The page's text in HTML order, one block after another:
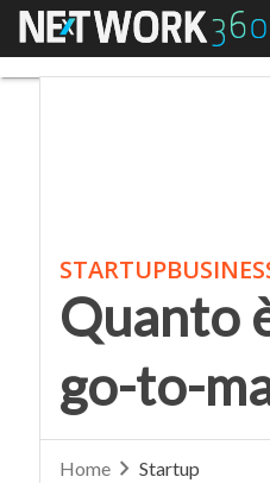
Menu
Quanto
go-to-
Home Startup